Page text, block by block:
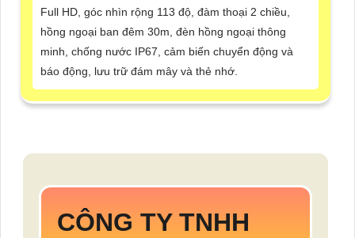
Full HD, góc nhìn rộng 113 độ, đàm thoại 2 chiều,
hồng ngoại ban đêm 30m, đèn hồng ngoại thông
minh, chống nước IP67, cảm biến chuyển động và
báo động, lưu trữ đám mây và thẻ nhớ.
CÔNG TY TNHH